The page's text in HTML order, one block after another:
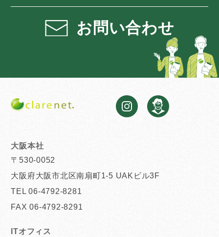
お問い合わせ
大阪本社
〒530-0052
大阪府大阪市北区南扇町1-5 UAKビル3F
TEL 06-4792-8281
FAX 06-4792-8291
ITオフィス